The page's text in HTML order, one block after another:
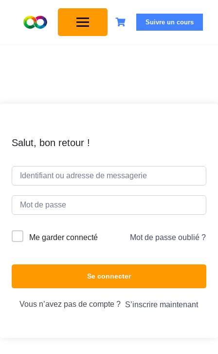
Suivre un cours
Salut, bon retour !
Me garder connecté Mot de passe oublié ?
Se connecter
Vous n’avez pas de compte ? S’inscrire maintenant